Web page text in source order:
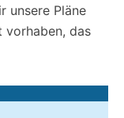
unsere Pläne
vorhaben, das